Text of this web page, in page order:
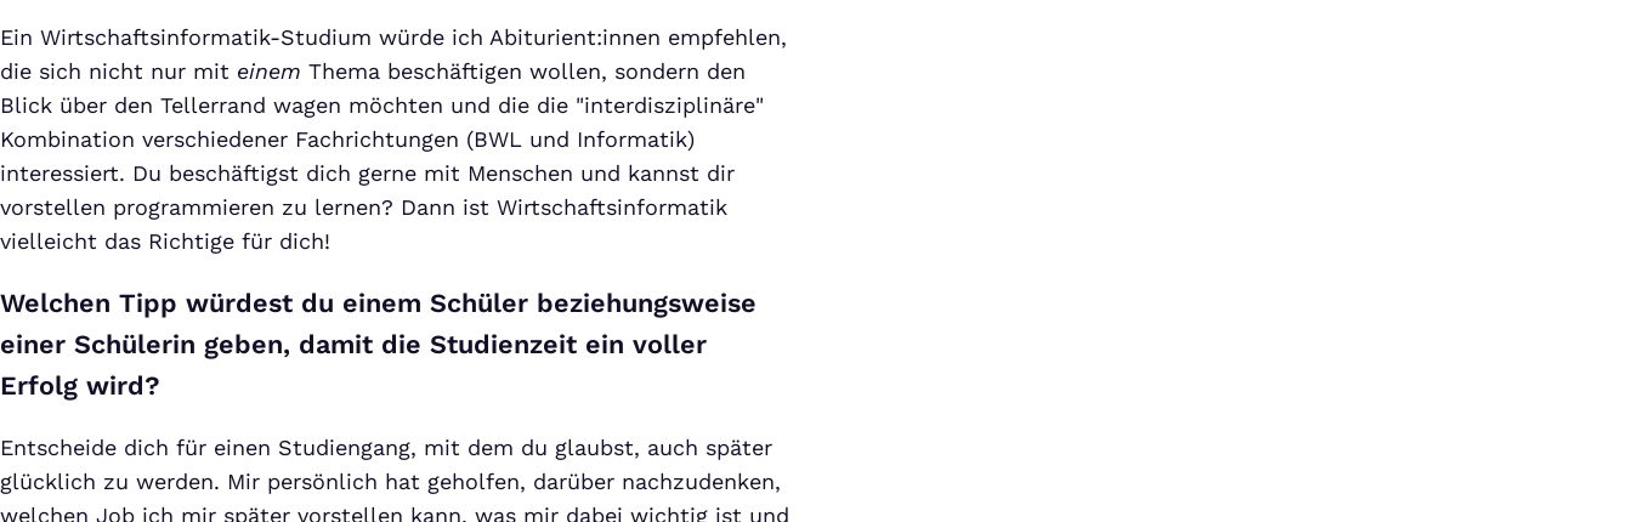
Ein Wirtschaftsinformatik-Studium würde ich Abiturient:innen empfehlen,
die sich nicht nur mit einem Thema beschäftigen wollen, sondern den
Blick über den Tellerrand wagen möchten und die die "interdisziplinäre"
Kombination verschiedener Fachrichtungen (BWL und Informatik)
interessiert. Du beschäftigst dich gerne mit Menschen und kannst dir
vorstellen programmieren zu lernen? Dann ist Wirtschaftsinformatik
vielleicht das Richtige für dich!
Welchen Tipp würdest du einem Schüler beziehungsweise
einer Schülerin geben, damit die Studienzeit ein voller
Erfolg wird?
Entscheide dich für einen Studiengang, mit dem du glaubst, auch später
glücklich zu werden. Mir persönlich hat geholfen, darüber nachzudenken,
welchen Job ich mir später vorstellen kann, was mir dabei wichtig ist und